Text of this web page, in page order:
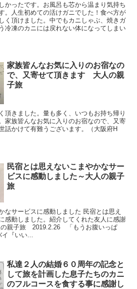
かったです。お風呂も芯から温まり気持ち
。人生初めての活けガニでした！食べ方が
く頂けました。中でもカニしゃぶ、焼きガ
冷凍のカニには戻れない体になってしまい
家族皆んなお気に入りのお宿なの
で、又寄せて頂きます 大人の親
子旅
頂きました。量も多く、いつもお持ち帰り
家族皆んなお気に入りのお宿なので、又寄
話かけて有難うございます。（大阪府H
民宿とは思えないこまやかなサー
ビスに感動しました～大人の親子
旅
なサービスに感動しました 民宿とは思え
感動しました。紹介してくれた友人に感謝
親子旅 2019.2.26 「もうお腹いっぱ
『いい...
私達２人の結婚６０周年の記念と
して旅を計画した息子たちのカニ
のフルコースを食する事に感謝し